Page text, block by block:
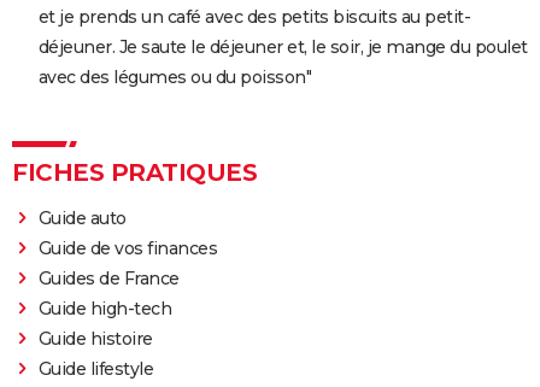
et je prends un café avec des petits biscuits au petit-
déjeuner. Je saute le déjeuner et, le soir, je mange du poulet
avec des légumes ou du poisson"
FICHES PRATIQUES
Guide auto
Guide de vos finances
Guides de France
Guide high-tech
Guide histoire
Guide lifestyle